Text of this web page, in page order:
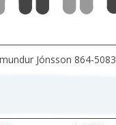
Jónsson 864-5083